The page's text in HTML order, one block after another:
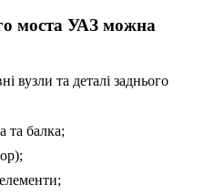
моста УАЗ можна
вузли та деталі заднього
та балка;